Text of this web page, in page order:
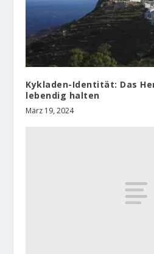
Kykladen-Identität: Das
lebendig halten
März 19, 2024